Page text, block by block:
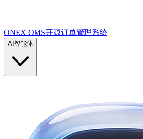
ONEX OMS开源订单管理系统
AI智能体